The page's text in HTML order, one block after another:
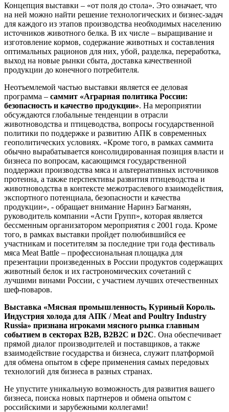
Концепция выставки – «от поля до стола». Это означает, что
на ней можно найти решение технологических и бизнес-задач
для каждого из этапов производства необходимых населению
источников животного белка. В их числе – выращивание и
изготовление кормов, содержание животных и составления
оптимальных рационов для них, убой, разделка, переработка,
выход на новые рынки сбыта, доставка качественной
продукции до конечного потребителя.
Неотъемлемой частью выставки является ее деловая
программа – саммит «Аграрная политика России:
безопасность и качество продукции». На мероприятии
обсуждаются глобальные тенденции в отрасли
животноводства и птицеводства, вопросы государственной
политики по поддержке и развитию АПК в современных
геополитических условиях. «Кроме того, в рамках саммита
обычно вырабатывается консолидированная позиция власти и
бизнеса по вопросам, касающимся государственной
поддержки производства мяса и альтернативных источников
протеина, а также перспективы развития птицеводства и
животноводства в контексте межотраслевого взаимодействия,
экспортного потенциала, безопасности и качества
продукции», - обращает внимание Наринэ Багманян,
руководитель компании «Асти Групп», которая является
бессменным организатором мероприятия с 2001 года. Кроме
того, в рамках выставки пройдет полюбившийся ее
участникам и посетителям за последние три года фестиваль
мяса Meat Battle – профессиональная площадка для
презентации произведенных в России продуктов содержащих
животный белок и их гастрономических сочетаний с
лучшими винами России, с участием лучших отечественных
шеф-поваров.
Выставка «Мясная промышленность, Куриный Король.
Индустрия холода для АПК / Meat and Poultry Industry
Russia» признана игроками мясного рынка главным
событием в секторах B2B, B2B2C и D2C. Она обеспечивает
прямой диалог производителей и поставщиков, а также
взаимодействие государства и бизнеса, служит платформой
для обмена опытом в сфере применения самых передовых
технологий для бизнеса в разных странах.
Не упустите уникальную возможность для развития вашего
бизнеса, поиска новых партнеров и обмена опытом с
российскими и зарубежными коллегами!